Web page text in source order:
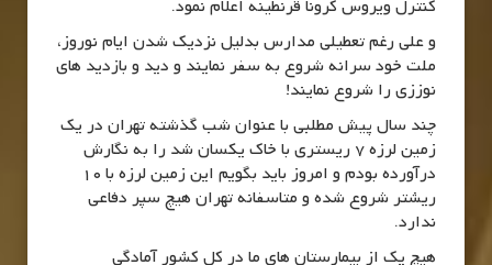
کنترل ویروس کرونا قرنطینه اعلام نمود.
و علی رغم تعطیلی مدارس بدلیل نزدیک شدن ایام نوروز،
ملت خود سرانه شروع به سفر نمایند و دید و بازدید های
نوززی را شروع نمایند!
چند سال پیش مطلبی با عنوان شب گذشته تهران در یک
زمین لرزه 7 ریستری با خاک یکسان شد را به نگارش
درآورده بودم و امروز باید بگویم این زمین لرزه با 10
ریشتر شروع شده و متاسفانه تهران هیچ سپر دفاعی
ندارد.
هیچ یک از بیمارستان های ما در کل کشور آمادگی